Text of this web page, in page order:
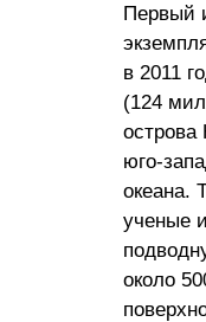
Первый
в 2011
(124
острова
юго-
океана.
ученые
около